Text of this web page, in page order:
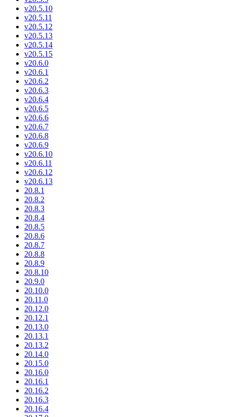
v20.5.10
v20.5.11
v20.5.12
v20.5.13
v20.5.14
v20.5.15
v20.6.0
v20.6.1
v20.6.2
v20.6.3
v20.6.4
v20.6.5
v20.6.6
v20.6.7
v20.6.8
v20.6.9
v20.6.10
v20.6.11
v20.6.12
v20.6.13
20.8.1
20.8.2
20.8.3
20.8.4
20.8.5
20.8.6
20.8.7
20.8.8
20.8.9
20.8.10
20.9.0
20.10.0
20.11.0
20.12.0
20.12.1
20.13.0
20.13.1
20.13.2
20.14.0
20.15.0
20.16.0
20.16.1
20.16.2
20.16.3
20.16.4